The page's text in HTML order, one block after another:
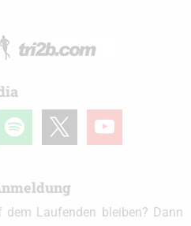
spotify youtube
Laufenden bleiben? Dann